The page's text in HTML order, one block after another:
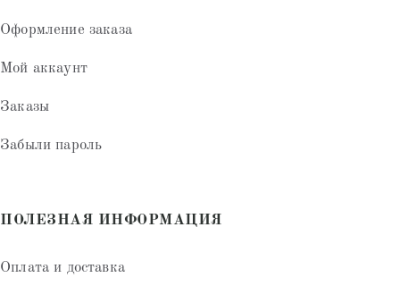
Оформление заказа
Мой аккаунт
Заказы
Забыли пароль
ПОЛЕЗНАЯ ИНФОРМАЦИЯ
Оплата и доставка